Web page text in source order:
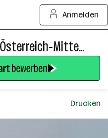
Anmelden
Vertriebsbeauftragter Österreich-Mitte (m/w/d)
Drucken